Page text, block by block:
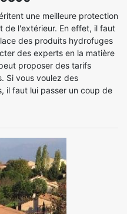
une meilleure protection
de l'extérieur. En effet, il faut
des produits hydrofuges
des experts en la matière
proposer des tarifs
Si vous voulez des
il faut lui passer un coup de